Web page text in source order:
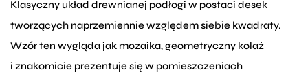
Klasyczny układ drewnianej podłogi w postaci desek
tworzących naprzemiennie względem siebie kwadraty.
Wzór ten wygląda jak mozaika, geometryczny kolaż
i znakomicie prezentuje się w pomieszczeniach